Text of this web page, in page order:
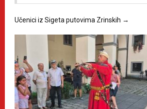
Učenici iz Sigeta putovima Zrinskih →